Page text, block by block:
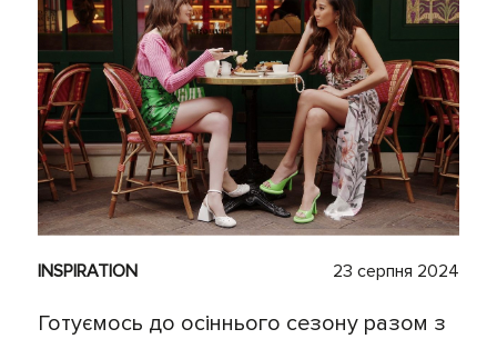
INSPIRATION 23 серпня 2024
Готуємось до осіннього сезону разом з